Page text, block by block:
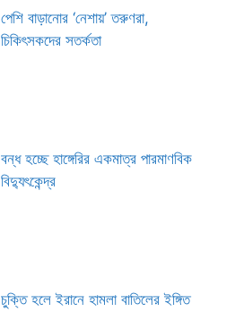
পেশি বাড়ানোর ‘নেশায়’ তরুণরা,
চিকিৎসকদের সতর্কতা
বন্ধ হচ্ছে হাঙ্গেরির একমাত্র পারমাণবিক
বিদ্যুৎকেন্দ্র
চুক্তি হলে ইরানে হামলা বাতিলের ইঙ্গিত